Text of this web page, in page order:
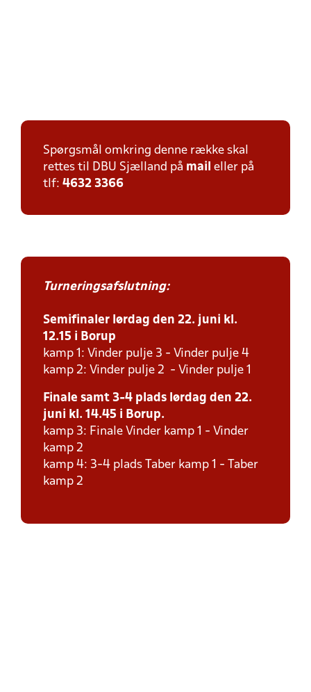
Spørgsmål omkring denne række skal
rettes til DBU Sjælland på mail eller på
tlf: 4632 3366
Turneringsafslutning:
Semifinaler lørdag den 22. juni kl.
12.15 i Borup
kamp 1: Vinder pulje 3 - Vinder pulje 4
kamp 2: Vinder pulje 2 - Vinder pulje 1
Finale samt 3-4 plads lørdag den 22.
juni kl. 14.45 i Borup.
kamp 3: Finale Vinder kamp 1 - Vinder
kamp 2
kamp 4: 3-4 plads Taber kamp 1 - Taber
kamp 2